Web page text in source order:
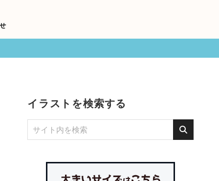
イラストを検索する